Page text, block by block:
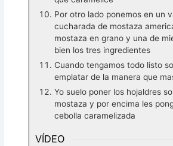
Por otro lado ponemos en un
cucharada de mostaza
mostaza en grano y una de
bien los tres ingredientes
Cuando tengamos todo listo
emplatar de la manera que
Yo suelo poner los hojaldres
mostaza y por encima les
cebolla caramelizada
VÍDEO